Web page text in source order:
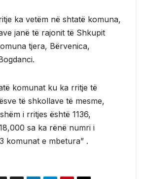
ka vetëm në shtatë komuna,
janë të rajonit të Shkupit
tjera, Bërvenica,
komunat ku ka rritje të
të shkollave të mesme,
i rritjes është 1136,
sa ka rënë numri i
komunat e mbetura” .